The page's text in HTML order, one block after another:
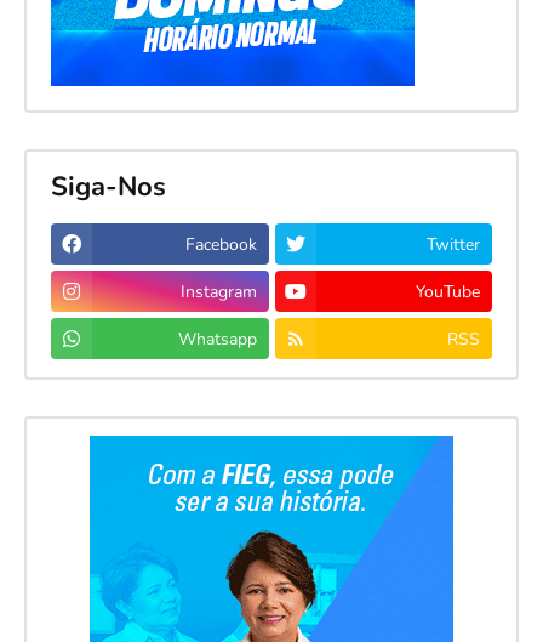
Siga-Nos
Facebook Twitter
Instagram YouTube
Whatsapp RSS